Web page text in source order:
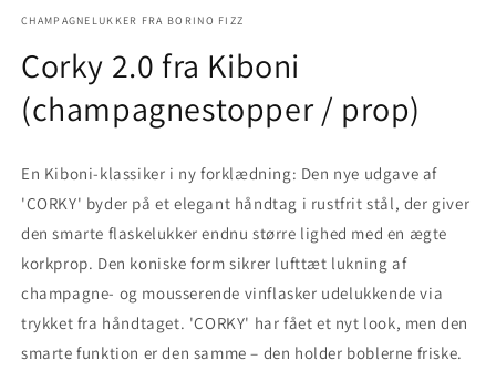
1
modus
CHAMPAGNELUKKER FRA BORINO FIZZ
Corky 2.0 fra Kiboni
(champagnestopper / prop)
En Kiboni-klassiker i ny forklædning: Den nye udgave af
'CORKY' byder på et elegant håndtag i rustfrit stål, der giver
den smarte flaskelukker endnu større lighed med en ægte
korkprop. Den koniske form sikrer lufttæt lukning af
champagne- og mousserende vinflasker udelukkende via
trykket fra håndtaget. 'CORKY' har fået et nyt look, men den
smarte funktion er den samme – den holder boblerne friske.